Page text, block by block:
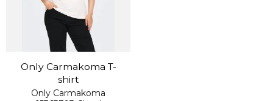
Only Carmakoma T-
shirt
Only Carmakoma